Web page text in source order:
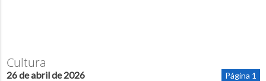
Cultura
26 de abril de 2026 Página 1